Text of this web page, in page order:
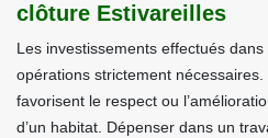
clôture Estivareilles
Les investissements effectués
opérations strictement
favorisent le respect ou
d’un habitat. Dépenser dans un